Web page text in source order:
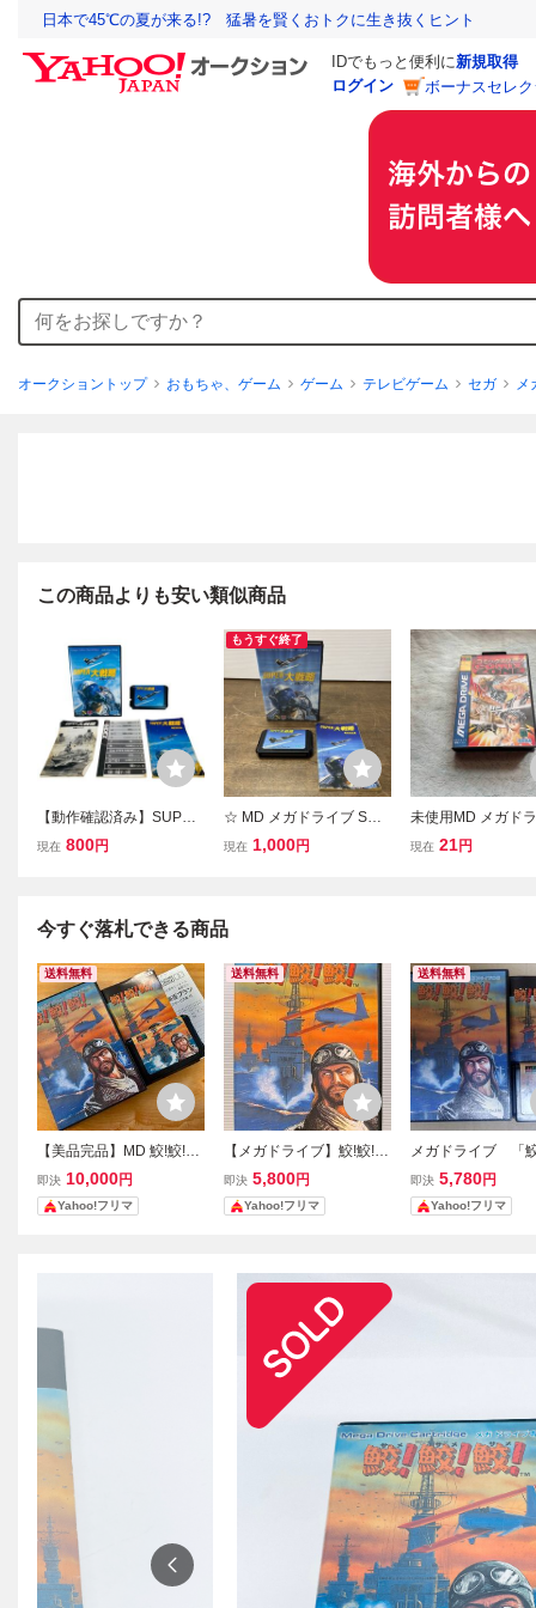
日本で45℃の夏が来る!? 猛暑を賢くおトクに生き抜くヒント
IDでもっと便利に新規取得
ログイン
ボーナスセレ
オークショントップ おもちゃ、ゲーム ゲーム テレビゲーム セガ メ
この商品よりも安い類似商品
【動作確認済み】SUPER
大戦略 スーパー大戦略 M
現在 800円
もうすぐ終了
☆ MD メガドライブ SUP
ER 大戦略 箱説付き ゲー
現在 1,000円
未使用MD メガド
ソフト コミックス
現在 21円
今すぐ落札できる商品
送料無料
【美品完品】MD 鮫!鮫!鮫!
メガドライブ 国内正規
品 （動作確認済み）
即決 10,000円
Yahoo!フリマ
送料無料
【メガドライブ】鮫!鮫!
鮫!(動作確認済み)
即決 5,800円
Yahoo!フリマ
送料無料
メガドライブ 「
鮫!」 正規品
即決 5,780円
Yahoo!フリマ